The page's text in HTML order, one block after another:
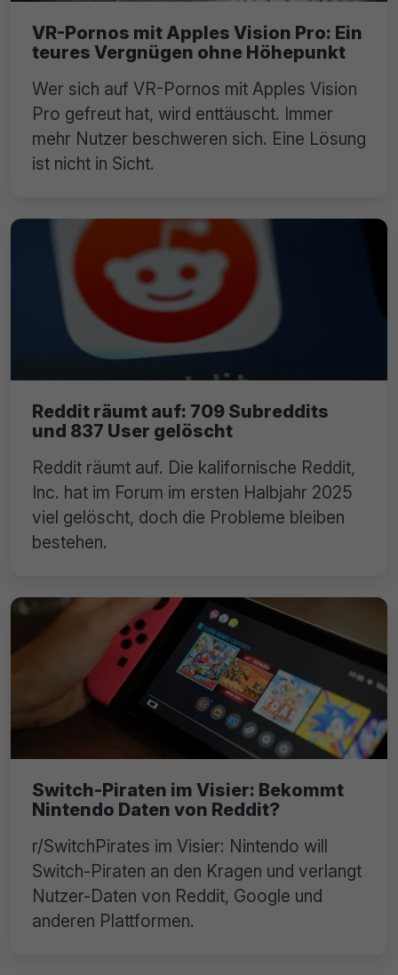
VR-Pornos mit Apples Vision Pro: Ein
teures Vergnügen ohne Höhepunkt
Wer sich auf VR-Pornos mit Apples Vision
Pro gefreut hat, wird enttäuscht. Immer
mehr Nutzer beschweren sich. Eine Lösung
ist nicht in Sicht.
Reddit räumt auf: 709 Subreddits
und 837 User gelöscht
Reddit räumt auf. Die kalifornische Reddit,
Inc. hat im Forum im ersten Halbjahr 2025
viel gelöscht, doch die Probleme bleiben
bestehen.
Switch-Piraten im Visier: Bekommt
Nintendo Daten von Reddit?
r/SwitchPirates im Visier: Nintendo will
Switch-Piraten an den Kragen und verlangt
Nutzer-Daten von Reddit, Google und
anderen Plattformen.